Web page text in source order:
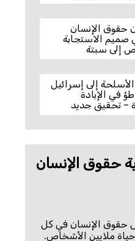
حقوق الإنسان
صميم الاستجابة
إلى سبتة
إلى إسرائيل
في الإبادة
– تحقيق جديد
حقوق الإنسان
حقوق الإنسان في كل
ملايين الأشخاص.